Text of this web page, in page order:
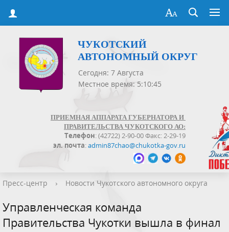
ЧУКОТСКИЙ
АВТОНОМНЫЙ ОКРУГ
Сегодня: 7 Августа
Местное время: 5:10:45
ПРИЕМНАЯ АППАРАТА ГУБЕРНАТОРА И
ПРАВИТЕЛЬСТВА ЧУКОТСКОГО АО:
Телефон: (42722) 2-90-00 Факс: 2-29-19
эл. почта:admin87chao@chukotka-gov.ru
Пресс-центр › Новости Чукотского автономного округа
Управленческая команда
Правительства Чукотки вышла в финал